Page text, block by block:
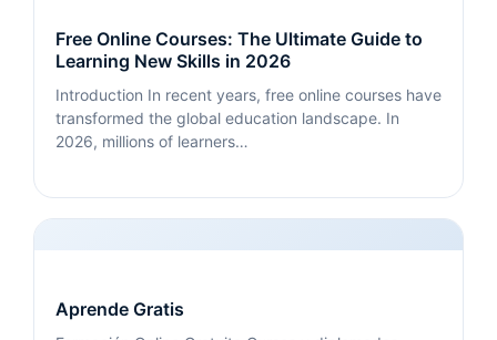
Free Online Courses: The Ultimate Guide to
Learning New Skills in 2026
Introduction In recent years, free online courses have
transformed the global education landscape. In
2026, millions of learners…
Aprende Gratis